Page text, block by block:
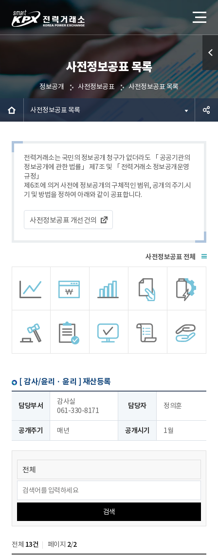
사전정보공표 목록
정보공개 사전정보공표 사전정보공표 목록
사전정보공표 목록
전력거래소는 국민의 정보공개 청구가 없더라도 「 공공기관의
정보공개에 관한 법률」 제7조 및 「 전력거래소 정보공개운영
규정」
제6조에 의거 사전에 정보공개의 구체적인 범위, 공개의 주기.시
기 및 방법을 정하여 아래와 같이 공표합니다.
사전정보공표 개선건의
전체
[ 감사/윤리 · 윤리 ] 재산등록
담당부서
감사실
061-330-8171
담당자 정의훈
공개주기 매년 공개시기 1월
검색
전체 13건 페이지 2/2
퀵메
뉴 열
기